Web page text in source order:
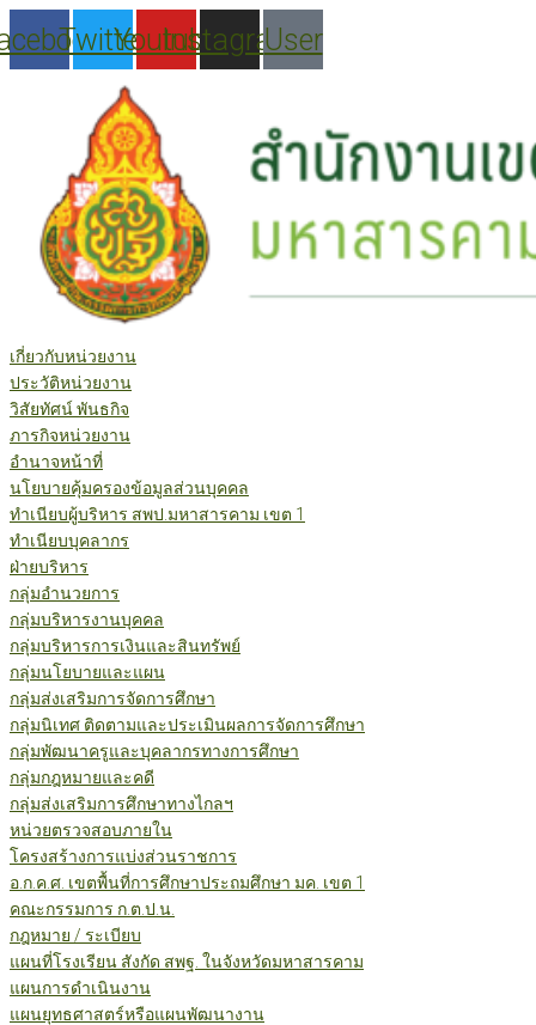
to
content
TwitterYoutube
Instagram
User
เกี่ยวกับหน่วยงาน
ประวัติหน่วยงาน
วิสัยทัศน์ พันธกิจ
ภารกิจหน่วยงาน
อำนาจหน้าที่
นโยบายคุ้มครองข้อมูลส่วนบุคคล
ทำเนียบผู้บริหาร สพป.มหาสารคาม เขต 1
ทำเนียบบุคลากร
ฝ่ายบริหาร
กลุ่มอำนวยการ
กลุ่มบริหารงานบุคคล
กลุ่มบริหารการเงินและสินทรัพย์
กลุ่มนโยบายและแผน
กลุ่มส่งเสริมการจัดการศึกษา
กลุ่มนิเทศ ติดตามและประเมินผลการจัดการศึกษา
กลุ่มพัฒนาครูและบุคลากรทางการศึกษา
กลุ่มกฎหมายและคดี
กลุ่มส่งเสริมการศึกษาทางไกลฯ
หน่วยตรวจสอบภายใน
โครงสร้างการแบ่งส่วนราชการ
อ.ก.ค.ศ. เขตพื้นที่การศึกษาประถมศึกษา มค. เขต 1
คณะกรรมการ ก.ต.ป.น.
กฎหมาย / ระเบียบ
แผนที่โรงเรียน สังกัด สพฐ. ในจังหวัดมหาสารคาม
แผนการดำเนินงาน
แผนยุทธศาสตร์หรือแผนพัฒนางาน